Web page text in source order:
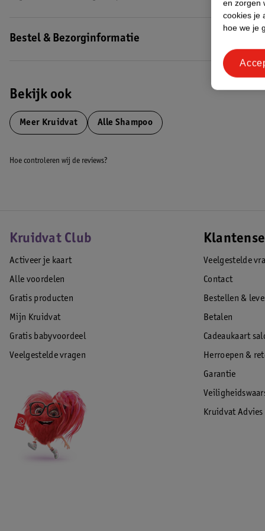
Bestel & Bezorginformatie
Bekijk ook
Meer Kruidvat Alle Shampoo
Hoe controleren wij de reviews?
Kruidvat Club
Activeer je kaart
Alle voordelen
Gratis producten
Mijn Kruidvat
Gratis babyvoordeel
Veelgestelde vragen
Veelgestelde
Contact
Bestellen &
Betalen
Cadeaukaart
Herroepen &
Garantie
Kruidvat Advies
en zorgen
cookies je
hoe we je